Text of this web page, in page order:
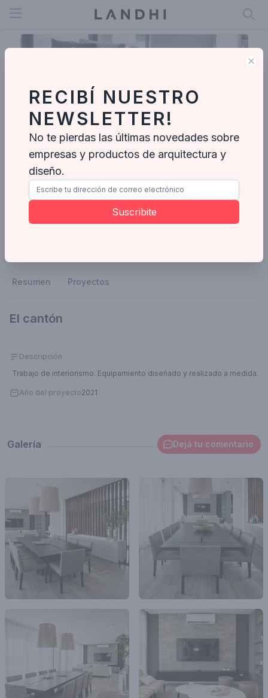
Open menu
Linea D Interiorismo
Resumen Proyectos
El cantón
Descripción
Trabajo de interiorismo. Equipamiento diseñado y realizado a medida.
Año del proyecto2021
Galería Dejá tu comentario
RECIBÍ NUESTRO
NEWSLETTER!
No te pierdas las últimas novedades sobre
empresas y productos de arquitectura y
diseño.
Suscribite